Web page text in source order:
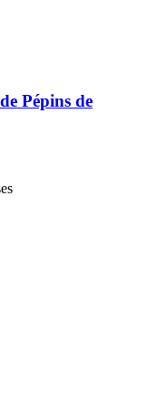
Pépins de